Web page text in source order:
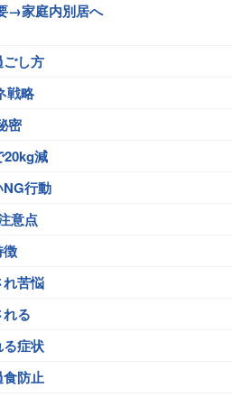
→家庭内別居へ
し方
戦略
密
20kg減
行動
意点
徴
苦悩
る
症状
防止